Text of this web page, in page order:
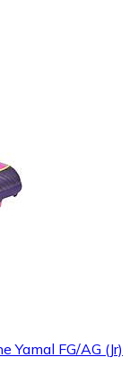
Yamal FG/AG (Jr)